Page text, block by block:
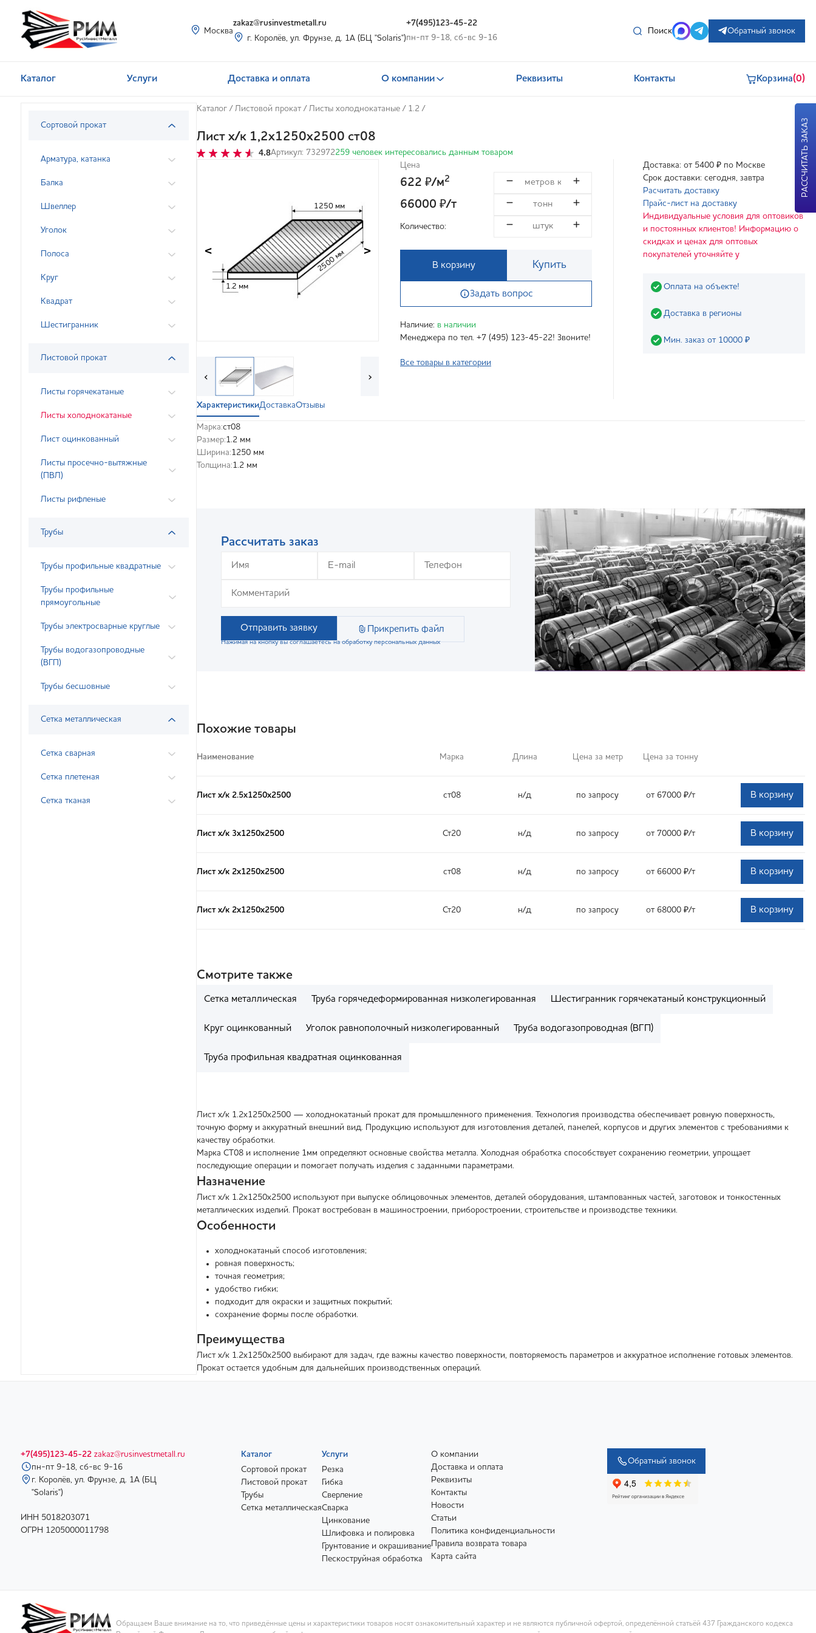
Москва
zakaz@rusinvestmetall.ru
г. Королёв, ул. Фрунзе, д. 1А (БЦ "Solaris")
+7(495)123-45-22
пн-пт 9-18, сб-вс 9-16
Поиск Обратный звонок
Каталог Услуги Доставка и оплата О компании Реквизиты Контакты Корзина(0)
Сортовой прокат
Арматура, катанка
Балка
Швеллер
Уголок
Полоса
Круг
Квадрат
Шестигранник
Листовой прокат
Листы горячекатаные
Листы холоднокатаные
Лист оцинкованный
Листы просечно-вытяжные
(ПВЛ)
Листы рифленые
Трубы
Трубы профильные квадратные
Трубы профильные
прямоугольные
Трубы электросварные круглые
Трубы водогазопроводные
(ВГП)
Трубы бесшовные
Сетка металлическая
Сетка сварная
Сетка плетеная
Сетка тканая
Каталог / Листовой прокат / Листы холоднокатаные / 1.2 /
Лист х/к 1,2х1250х2500 ст08
4.8Артикул: 732972259 человек интересовались данным товаром
1250 мм
2500 мм
1.2 мм
< >
‹ ›
Цена
622 ₽/м2
66000 ₽/т
Количество:
В корзину Купить
Задать вопрос
Наличие: в наличии
Менеджера по тел. +7 (495) 123-45-22! Звоните!
Все товары в категории
Доставка: от 5400 ₽ по Москве
Срок доставки: сегодня, завтра
Расчитать доставку
Прайс-лист на доставку
Индивидуальные условия для оптовиков
и постоянных клиентов! Информацию о
скидках и ценах для оптовых
покупателей уточняйте у
Оплата на объекте!
Доставка в регионы
Мин. заказ от 10000 ₽
ХарактеристикиДоставкаОтзывы
Марка:ст08
Размер:1.2 мм
Ширина:1250 мм
Толщина:1.2 мм
Рассчитать заказ
Отправить заявку Прикрепить файл
Нажимая на кнопку вы соглашаетесь на обработку персональных данных
Похожие товары
Наименование Марка Длина Цена за метр Цена за тонну
Лист х/к 2.5х1250х2500 ст08 н/д по запросу от 67000 ₽/т В корзину
Лист х/к 3х1250х2500 Ст20 н/д по запросу от 70000 ₽/т В корзину
Лист х/к 2х1250х2500 ст08 н/д по запросу от 66000 ₽/т В корзину
Лист х/к 2х1250х2500 Ст20 н/д по запросу от 68000 ₽/т В корзину
Смотрите также
Сетка металлическая Труба горячедеформированная низколегированная Шестигранник горячекатаный конструкционный
Круг оцинкованный Уголок равнополочный низколегированный Труба водогазопроводная (ВГП)
Труба профильная квадратная оцинкованная
Лист х/к 1.2х1250х2500 — холоднокатаный прокат для промышленного применения. Технология производства обеспечивает ровную поверхность,
точную форму и аккуратный внешний вид. Продукцию используют для изготовления деталей, панелей, корпусов и других элементов с требованиями к
качеству обработки.
Марка СТ08 и исполнение 1мм определяют основные свойства металла. Холодная обработка способствует сохранению геометрии, упрощает
последующие операции и помогает получать изделия с заданными параметрами.
Назначение
Лист х/к 1.2х1250х2500 используют при выпуске облицовочных элементов, деталей оборудования, штампованных частей, заготовок и тонкостенных
металлических изделий. Прокат востребован в машиностроении, приборостроении, строительстве и производстве техники.
Особенности
холоднокатаный способ изготовления;
ровная поверхность;
точная геометрия;
удобство гибки;
подходит для окраски и защитных покрытий;
сохранение формы после обработки.
Преимущества
Лист х/к 1.2х1250х2500 выбирают для задач, где важны качество поверхности, повторяемость параметров и аккуратное исполнение готовых элементов.
Прокат остается удобным для дальнейших производственных операций.
+7(495)123-45-22 zakaz@rusinvestmetall.ru
пн-пт 9-18, сб-вс 9-16
г. Королёв, ул. Фрунзе, д. 1А (БЦ
"Solaris")
ИНН 5018203071
ОГРН 1205000011798
Каталог
Сортовой прокат
Листовой прокат
Трубы
Сетка металлическая
Услуги
Резка
Гибка
Сверление
Сварка
Цинкование
Шлифовка и полировка
Грунтование и окрашивание
Пескоструйная обработка
О компании
Доставка и оплата
Реквизиты
Контакты
Новости
Статьи
Политика конфиденциальности
Правила возврата товара
Карта сайта
Обратный звонок
Обращаем Ваше внимание на то, что приведённые цены и характеристики товаров носят ознакомительный характер и не являются публичной офертой, определённой статьёй 437 Гражданского кодекса
РАССЧИТАТЬ ЗАКАЗ